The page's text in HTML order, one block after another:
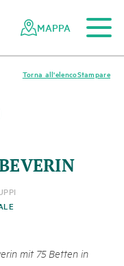
MAPPA
Stampare
Torna all'elenco
mit 75 Betten in